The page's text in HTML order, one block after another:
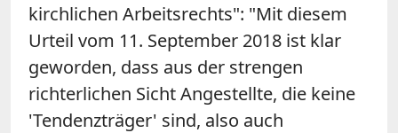
kirchlichen Arbeitsrechts": "Mit diesem
Urteil vom 11. September 2018 ist klar
geworden, dass aus der strengen
richterlichen Sicht Angestellte, die keine
'Tendenzträger' sind, also auch